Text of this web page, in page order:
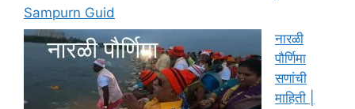
Sampurn Guid
नारळी
पौर्णिमा
सणांची
माहिती |